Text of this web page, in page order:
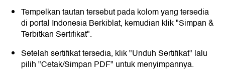
Tempelkan tautan tersebut pada kolom yang tersedia
di portal Indonesia Berkiblat, kemudian klik "Simpan &
Terbitkan Sertifikat".
Setelah sertifikat tersedia, klik "Unduh Sertifikat" lalu
pilih "Cetak/Simpan PDF" untuk menyimpannya.